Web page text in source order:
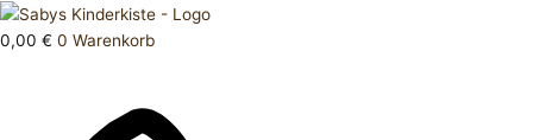
Zum
Inhalt
0,00 € 0 Warenkorb
Products
search
Oberteil
62